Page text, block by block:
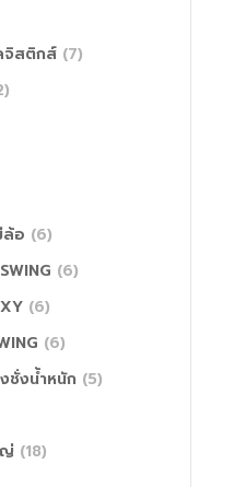
จิสติกส์ (7)
ล้อ (6)
(6)
(6)
(6)
ชั่งน้ำหนัก (5)
(18)